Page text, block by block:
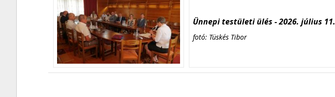
Ünnepi testületi ülés - 2026. július 11.
fotó: Tüskés Tibor